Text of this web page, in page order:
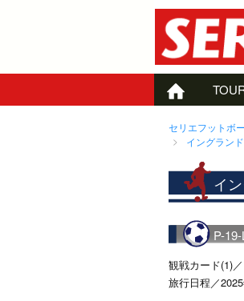
セリエフットボ
イングラン
イ
P-
観戦カード(1)
旅行日程／